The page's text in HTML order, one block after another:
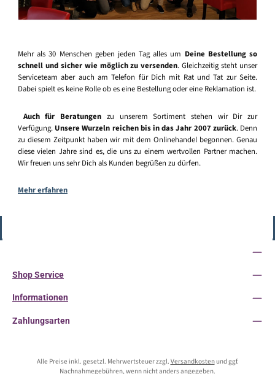
Mehr als 30 Menschen geben jeden Tag alles um Deine Bestellung so
schnell und sicher wie möglich zu versenden. Gleichzeitig steht unser
Serviceteam aber auch am Telefon für Dich mit Rat und Tat zur Seite.
Dabei spielt es keine Rolle ob es eine Bestellung oder eine Reklamation ist.
Auch für Beratungen zu unserem Sortiment stehen wir Dir zur
Verfügung. Unsere Wurzeln reichen bis in das Jahr 2007 zurück. Denn
zu diesem Zeitpunkt haben wir mit dem Onlinehandel begonnen. Genau
diese vielen Jahre sind es, die uns zu einem wertvollen Partner machen.
Wir freuen uns sehr Dich als Kunden begrüßen zu dürfen.
Mehr erfahren
Shop Service
Informationen
Zahlungsarten
Alle Preise inkl. gesetzl. Mehrwertsteuer zzgl. Versandkostenund ggf.
Nachnahmegebühren, wenn nicht anders angegeben.